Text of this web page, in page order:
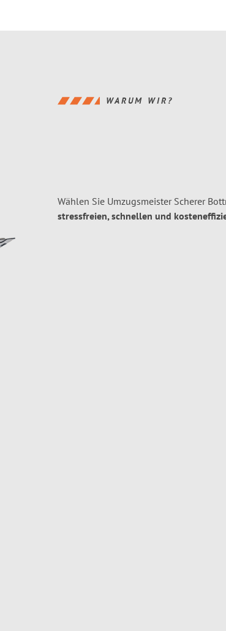
WARUM WIR?
Wählen Sie Umzugsmeister Scherer
stressfreien, schnellen und